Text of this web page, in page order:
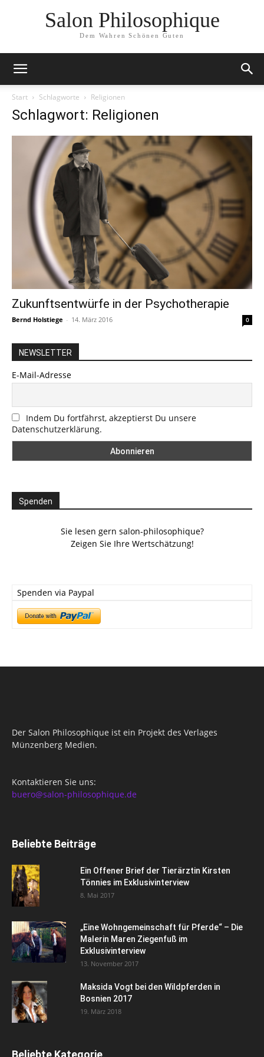
Salon Philosophique
Dem Wahren Schönen Guten
Start Schlagworte Religionen
Schlagwort: Religionen
Zukunftsentwürfe in der Psychotherapie
Bernd Holstiege - 14. März 2016 0
NEWSLETTER
E-Mail-Adresse
Indem Du fortfährst, akzeptierst Du unsere
Datenschutzerklärung.
Spenden
Sie lesen gern salon-philosophique?
Zeigen Sie Ihre Wertschätzung!
Spenden via Paypal
Der Salon Philosophique ist ein Projekt des Verlages
Münzenberg Medien.
Kontaktieren Sie uns:
buero@salon-philosophique.de
Beliebte Beiträge
Ein Offener Brief der Tierärztin Kirsten
Tönnies im Exklusivinterview
8. Mai 2017
„Eine Wohngemeinschaft für Pferde“ – Die
Malerin Maren Ziegenfuß im
Exklusivinterview
13. November 2017
Maksida Vogt bei den Wildpferden in
Bosnien 2017
19. März 2018
Beliebte Kategorie